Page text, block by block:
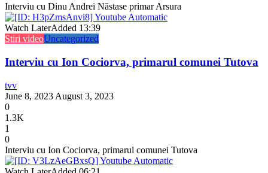
Interviu cu Dinu Andrei Năstase primar Arsura
Watch LaterAdded 13:39
Stiri videoUncategorized
Interviu cu Ion Cociorva, primarul comunei Tutova
tvv
June 8, 2023 August 3, 2023
0
1.3K
1
0
Interviu cu Ion Cociorva, primarul comunei Tutova